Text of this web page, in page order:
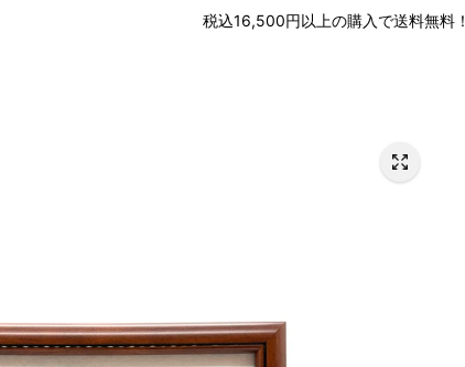
税込16,500円以上の購入で送料無料！